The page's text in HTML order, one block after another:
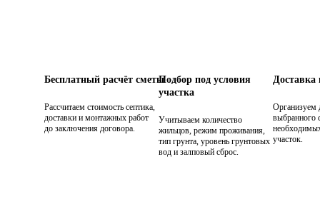
Бесплатный расчёт сметы
Рассчитаем стоимость септика,
доставки и монтажных работ
до заключения договора.
Подбор под условия
участка
Учитываем количество
жильцов, режим проживания,
тип грунта, уровень грунтовых
вод и залповый сброс.
Организуем
выбранного
участок.